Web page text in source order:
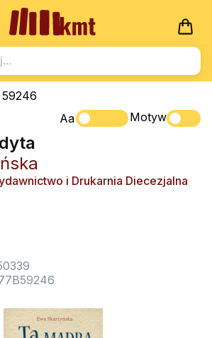
- Książki
- Multimedia
CD
- Dla Dzieci
dydaktyczne
- Podręczniki
dydaktyczne
59246
Aa
Motyw
i Drukarnia Diecezjalna